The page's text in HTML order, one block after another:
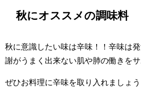
秋にオススメの調味料
秋に意識したい味は辛味！！辛味は
謝がうまく出来ない肌や肺の働きをサ
ぜひお料理に辛味を取り入れましょう